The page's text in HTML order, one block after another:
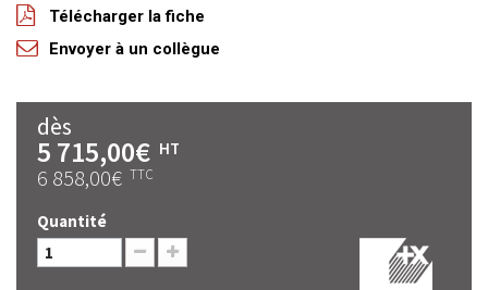
Télécharger la fiche
Envoyer à un collègue
dès
5 715,00€ HT
6 858,00€ TTC
Quantité